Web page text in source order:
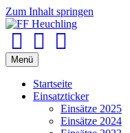
Zum Inhalt springen
Menü
Startseite
Einsatzticker
Einsätze 2025
Einsätze 2024